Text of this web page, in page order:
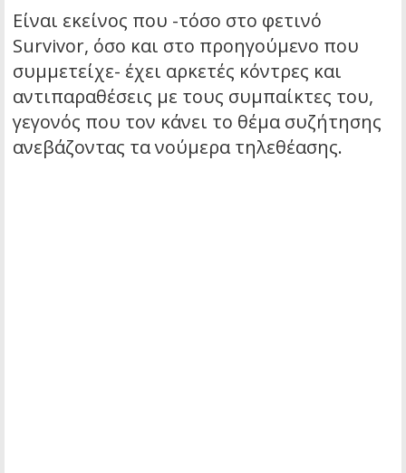
Είναι εκείνος που -τόσο στο φετινό
Survivor, όσο και στο προηγούμενο που
συμμετείχε- έχει αρκετές κόντρες και
αντιπαραθέσεις με τους συμπαίκτες του,
γεγονός που τον κάνει το θέμα συζήτησης
ανεβάζοντας τα νούμερα τηλεθέασης.